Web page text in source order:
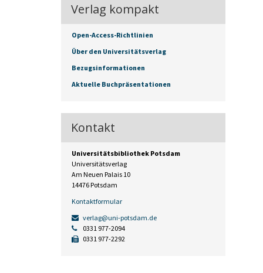
Verlag kompakt
Open-Access-Richtlinien
Über den Universitätsverlag
Bezugsinformationen
Aktuelle Buchpräsentationen
Kontakt
Universitätsbibliothek Potsdam
Universitätsverlag
Am Neuen Palais 10
14476 Potsdam
Kontaktformular
verlag@uni-potsdam.de
0331 977-2094
0331 977-2292